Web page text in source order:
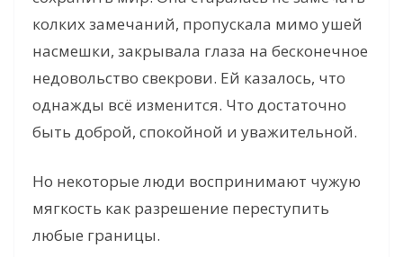
d
e
колких замечаний, пропускала мимо ушей
насмешки, закрывала глаза на бесконечное
недовольство свекрови. Ей казалось, что
однажды всё изменится. Что достаточно
быть доброй, спокойной и уважительной.
Но некоторые люди воспринимают чужую
мягкость как разрешение переступить
любые границы.